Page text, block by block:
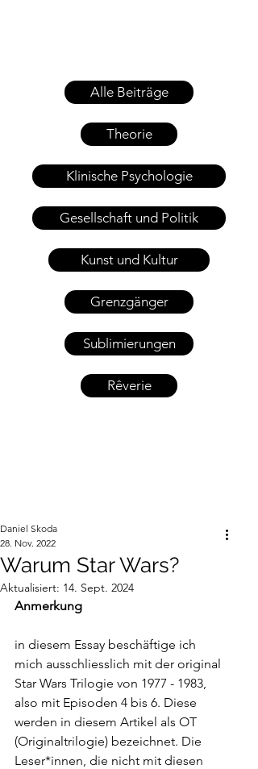
Alle Beiträge
Theorie
Klinische Psychologie
Gesellschaft und Politik
Kunst und Kultur
Grenzgänger
Sublimierungen
Rêverie
Warum Star Wars?
Daniel Skoda
28. Nov. 2022
Aktualisiert: 14. Sept. 2024
Anmerkung
in diesem Essay beschäftige ich
mich ausschliesslich mit der original
Star Wars Trilogie von 1977 - 1983,
also mit Episoden 4 bis 6. Diese
werden in diesem Artikel als OT
(Originaltrilogie) bezeichnet. Die
Leser*innen, die nicht mit diesen